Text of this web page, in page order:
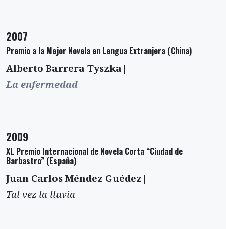
2007
Premio a la Mejor Novela en Lengua Extranjera (China)
Alberto Barrera Tyszka|
La enfermedad
2009
XL Premio Internacional de Novela Corta “Ciudad de
Barbastro” (España)
Juan Carlos Méndez Guédez|
Tal vez la lluvia